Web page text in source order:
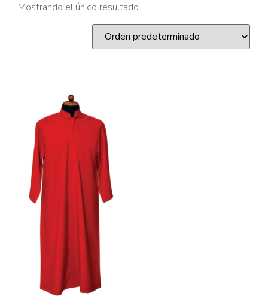
Mostrando el único resultado